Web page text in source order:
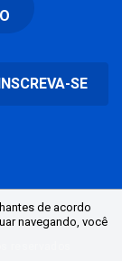
de acordo
navegando, você
INSCREVA-SE
reservados